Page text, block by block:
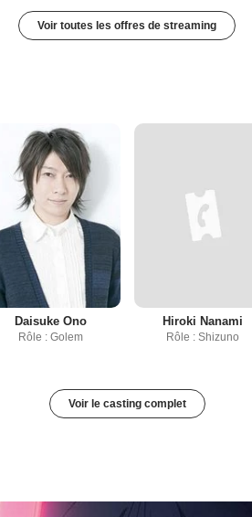
Voir toutes les offres de streaming
Daisuke Ono
Rôle : Golem
Hiroki Nanami
Rôle : Shizuno
Voir le casting complet